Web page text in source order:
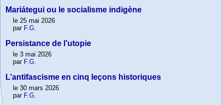
Mariátegui ou le socialisme indigène
le 25 mai 2026
par F.G.
Persistance de l’utopie
le 3 mai 2026
par F.G.
L’antifascisme en cinq leçons historiques
le 30 mars 2026
par F.G.